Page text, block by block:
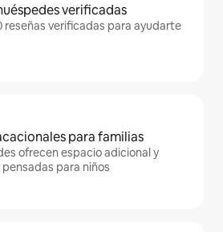
verificadas
reseñas verificadas para ayudarte
para familias
ofrecen espacio adicional y
para niños